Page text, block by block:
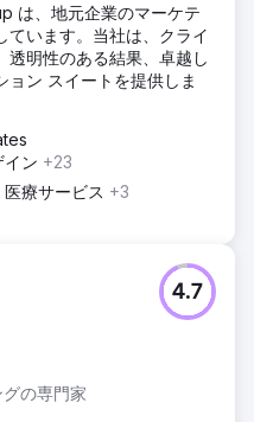
ン内で行われました。
イを最適化し、主要なデ
トルをリリースすることに
ージに移動
は、地元企業のマーケテ
ています。当社は、クライ
透明性のある結果、卓越し
ョン スイートを提供しま
イン +23
療サービス +3
の専門家
4.7